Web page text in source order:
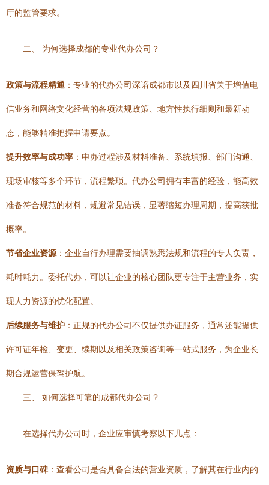
厅的监管要求。
二、 为何选择成都的专业代办公司？
政策与流程精通 ：专业的代办公司深谙成都市以及四川省关于增值电
信业务和网络文化经营的各项法规政策、地方性执行细则和最新动
态，能够精准把握申请要点。
提升效率与成功率 ：申办过程涉及材料准备、系统填报、部门沟通、
现场审核等多个环节，流程繁琐。代办公司拥有丰富的经验，能高效
准备符合规范的材料，规避常见错误，显著缩短办理周期，提高获批
概率。
节省企业资源 ：企业自行办理需要抽调熟悉法规和流程的专人负责，
耗时耗力。委托代办，可以让企业的核心团队更专注于主营业务，实
现人力资源的优化配置。
后续服务与维护 ：正规的代办公司不仅提供办证服务，通常还能提供
许可证年检、变更、续期以及相关政策咨询等一站式服务，为企业长
期合规运营保驾护航。
三、 如何选择可靠的成都代办公司？
在选择代办公司时，企业应审慎考察以下几点：
资质与口碑 ：查看公司是否具备合法的营业资质，了解其在行业内的